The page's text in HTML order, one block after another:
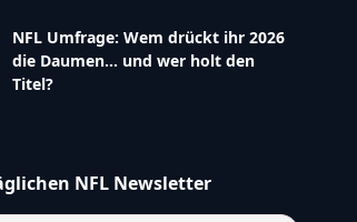
NFL Umfrage: Wem drückt ihr 2026
die Daumen… und wer holt den
Titel?
NFL Newsletter